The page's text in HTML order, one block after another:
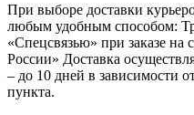
При выборе доставки
любым удобным способом:
«Спецсвязью» при заказе
России» Доставка
– до 10 дней в зависимости
пункта.